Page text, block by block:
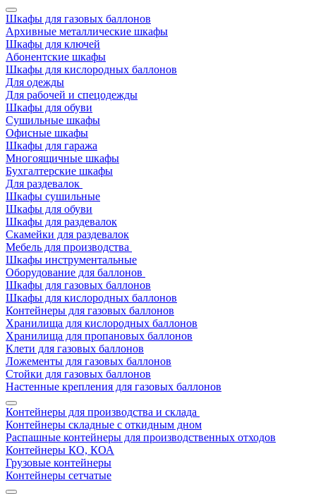
Шкафы для газовых баллонов
Архивные металлические шкафы
Шкафы для ключей
Абонентские шкафы
Шкафы для кислородных баллонов
Для одежды
Для рабочей и спецодежды
Шкафы для обуви
Сушильные шкафы
Офисные шкафы
Шкафы для гаража
Многоящичные шкафы
Бухгалтерские шкафы
Для раздевалок
Шкафы сушильные
Шкафы для обуви
Шкафы для раздевалок
Скамейки для раздевалок
Мебель для производства
Шкафы инструментальные
Оборудование для баллонов
Шкафы для газовых баллонов
Шкафы для кислородных баллонов
Контейнеры для газовых баллонов
Хранилища для кислородных баллонов
Хранилища для пропановых баллонов
Клети для газовых баллонов
Ложементы для газовых баллонов
Стойки для газовых баллонов
Настенные крепления для газовых баллонов
Контейнеры для производства и склада
Контейнеры складные с откидным дном
Распашные контейнеры для производственных отходов
Контейнеры КО, КОА
Грузовые контейнеры
Контейнеры сетчатые